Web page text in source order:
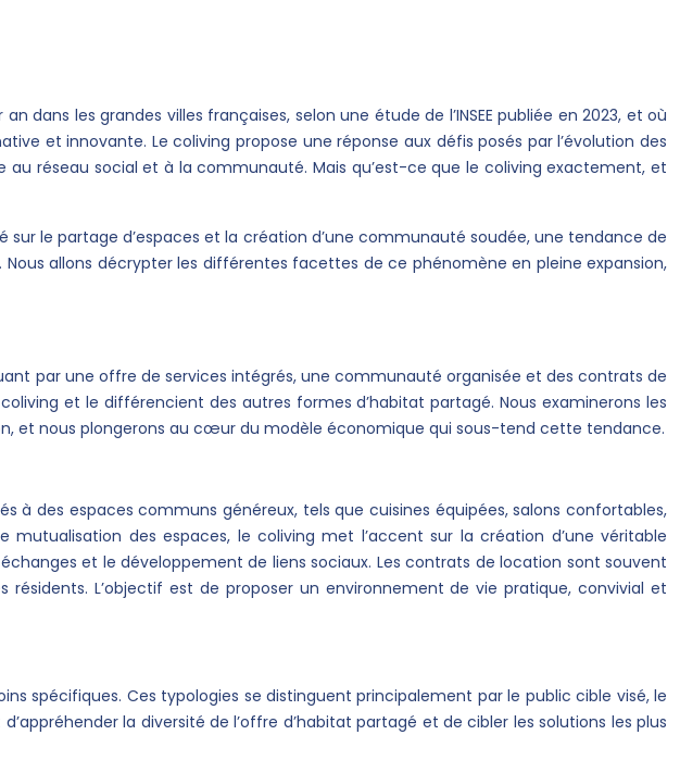
les grandes villes françaises, selon une étude de l’INSEE publiée en 2023, et où
et innovante. Le coliving propose une réponse aux défis posés par l’évolution des
réseau social et à la communauté. Mais qu’est-ce que le coliving exactement, et
le partage d’espaces et la création d’une communauté soudée, une tendance de
allons décrypter les différentes facettes de ce phénomène en pleine expansion,
par une offre de services intégrés, une communauté organisée et des contrats de
et le différencient des autres formes d’habitat partagé. Nous examinerons les
et nous plongerons au cœur du modèle économique qui sous-tend cette tendance.
à des espaces communs généreux, tels que cuisines équipées, salons confortables,
des espaces, le coliving met l’accent sur la création d’une véritable
et le développement de liens sociaux. Les contrats de location sont souvent
L’objectif est de proposer un environnement de vie pratique, convivial et
spécifiques. Ces typologies se distinguent principalement par le public cible visé, le
la diversité de l’offre d’habitat partagé et de cibler les solutions les plus